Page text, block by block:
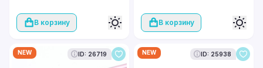
В корзину В корзину
NEW ID: 26719 NEW ID: 25938